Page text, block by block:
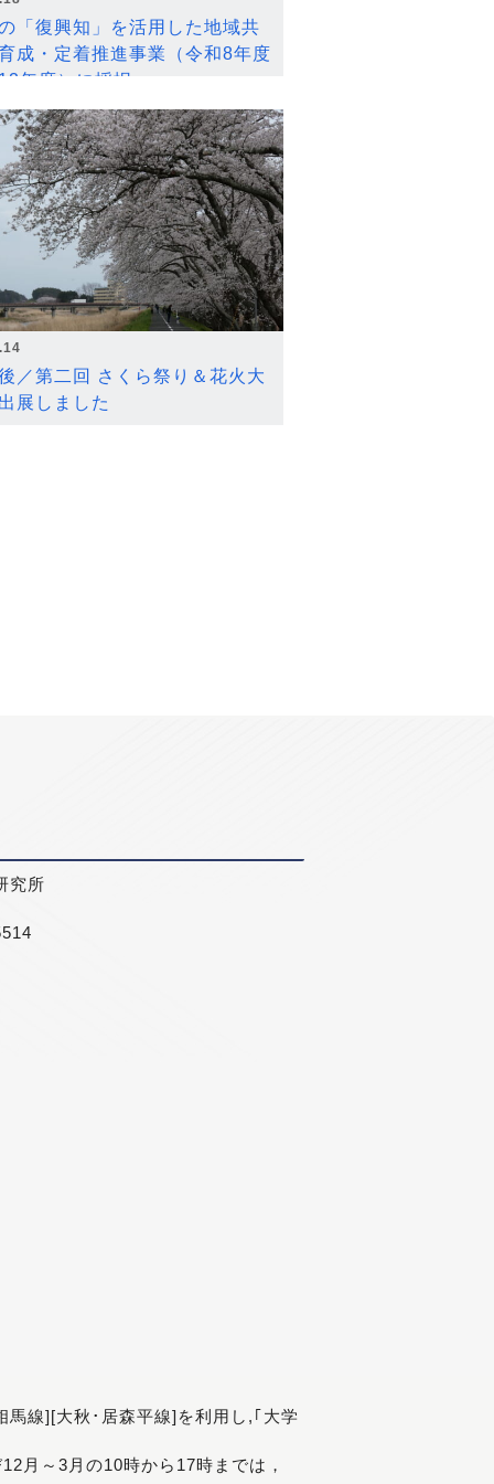
「復興知」を活用した地域共
成・定着推進事業（令和8年度
年度）に採択
／第二回 さくら祭り＆花火大
展しました
究所
線][大秋･居森平線]を利用し,｢大学
月～3月の10時から17時までは，